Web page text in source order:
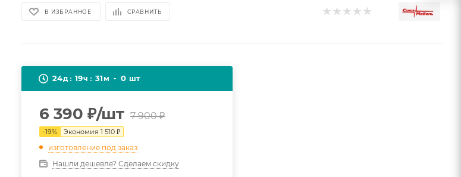
В ИЗБРАННОЕ СРАВНИТЬ
24д 19ч 31м 0 шт
6 390 ₽/шт 7 900₽
-19% Экономия1 510 ₽
изготовление под заказ
Нашли дешевле? Сделаем скидку